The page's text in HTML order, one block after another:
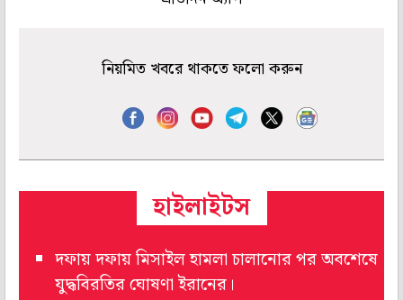
নিয়মিত খবরে থাকতে ফলো করুন
হাইলাইটস
দফায় দফায় মিসাইল হামলা চালানোর পর অবশেষে
যুদ্ধবিরতির ঘোষণা ইরানের।